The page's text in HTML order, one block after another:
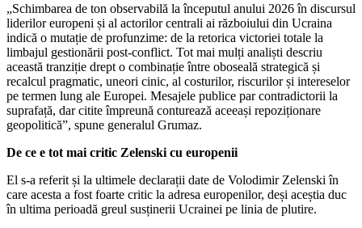
„Schimbarea de ton observabilă la începutul anului 2026 în discursul
liderilor europeni și al actorilor centrali ai războiului din Ucraina
indică o mutație de profunzime: de la retorica victoriei totale la
limbajul gestionării post-conflict. Tot mai mulți analiști descriu
această tranziție drept o combinație între oboseală strategică și
recalcul pragmatic, uneori cinic, al costurilor, riscurilor și intereselor
pe termen lung ale Europei. Mesajele publice par contradictorii la
suprafață, dar citite împreună conturează aceeași repoziționare
geopolitică”, spune generalul Grumaz.
De ce e tot mai critic Zelenski cu europenii
El s-a referit și la ultimele declarații date de Volodimir Zelenski în
care acesta a fost foarte critic la adresa europenilor, deși aceștia duc
în ultima perioadă greul susținerii Ucrainei pe linia de plutire.